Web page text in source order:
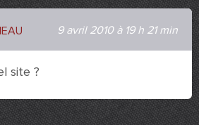
9 avril 2010 à 19 h 21 min
site ?